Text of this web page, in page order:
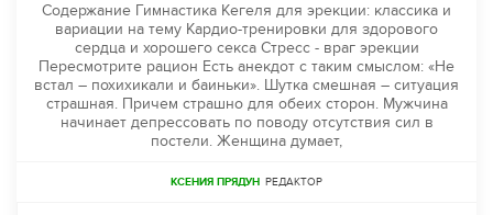
Содержание Гимнастика Кегеля для эрекции: классика и
вариации на тему Кардио-тренировки для здорового
сердца и хорошего секса Стресс - враг эрекции
Пересмотрите рацион Есть анекдот с таким смыслом: «Не
встал – похихикали и баиньки». Шутка смешная – ситуация
страшная. Причем страшно для обеих сторон. Мужчина
начинает депрессовать по поводу отсутствия сил в
постели. Женщина думает,
КСЕНИЯ ПРЯДУН РЕДАКТОР